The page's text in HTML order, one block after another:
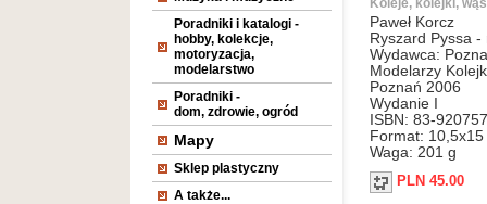
Poradniki i katalogi -
hobby, kolekcje,
motoryzacja,
modelarstwo
Poradniki -
dom, zdrowie, ogród
Mapy
Sklep plastyczny
A także...
Koleje, kolejki,
Paweł Korcz
Ryszard Pyssa -
Wydawca:
Modelarzy
Poznań 2006
Wydanie I
ISBN: 83-
Format: 10,5x15
Waga: 201 g
PLN 45.00